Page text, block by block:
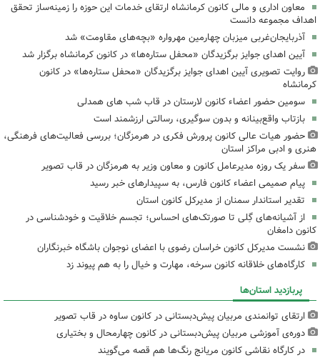
معاون اداری و مالی کانون کرمانشاه ارتقای خدمات این حوزه را زمینه‌ساز تحقق
اهداف مجموعه دانست
آذربایجان‌غربی میزبان چهارمین مهرواره «بچه‌های مقاومت» شد
آیین اهدای جوایز برگزیدگان «محفل ستاره‌ها» در کانون کرمانشاه برگزار شد
روایت تصویری آیین اهدای جوایز برگزیدگان «محفل ستاره‌ها» در کانون
کرمانشاه
سومین حضور اعضاء کانون لارستان در قاب شب های همدلی
بازتاب واقع‌بینانه و بدون سوگیری، رسالتی ارزشمند است
حضور هیات عالی کانون پرورش فکری در هرمزگان؛ بررسی فعالیت‌های فرهنگی،
هنری و ادبی مراکز استان
سفر یک روزه مدیرعامل کانون و معاون وزیر به هرمزگان در قاب تصویر
پیام صمیمی اعضاء کانون فارس، به سپیدارهای خبر رسید
تقدیر استاندار سمنان از مدیرکل کانون استان
از آشیانه‌های گِلی تا صورتک‌های احساس؛ تجسم خلاقیت و خودشناسی در
کانون دامغان
نشست مدیرکل کانون خراسان رضوی با اعضای نوجوان باشگاه خبرنگاران
کارگاه‌های خلاقانه کانون سرخه، مهارت و خیال را به هم پیوند زد
پربازدید استان‌ها
ارتقای توانمندی مربیان پیش‌دبستانی در کانون ساوه در قاب تصویر
دوره‌ی آموزشی مربیان پیش‌دبستانی در کانون چهارمحال و بختیاری
در کارگاه نقاشی کانون مریانج رنگ‌ها هم قصه می‌گویند